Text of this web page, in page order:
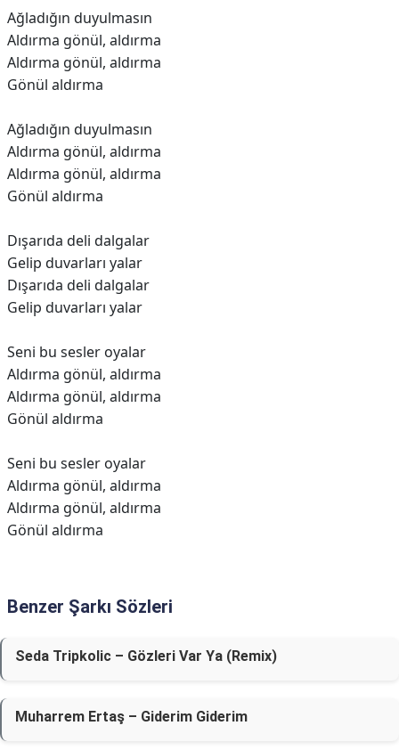
Ağladığın duyulmasın
Aldırma gönül, aldırma
Aldırma gönül, aldırma
Gönül aldırma
Ağladığın duyulmasın
Aldırma gönül, aldırma
Aldırma gönül, aldırma
Gönül aldırma
Dışarıda deli dalgalar
Gelip duvarları yalar
Dışarıda deli dalgalar
Gelip duvarları yalar
Seni bu sesler oyalar
Aldırma gönül, aldırma
Aldırma gönül, aldırma
Gönül aldırma
Seni bu sesler oyalar
Aldırma gönül, aldırma
Aldırma gönül, aldırma
Gönül aldırma
Benzer Şarkı Sözleri
Seda Tripkolic – Gözleri Var Ya (Remix)
Muharrem Ertaş – Giderim Giderim